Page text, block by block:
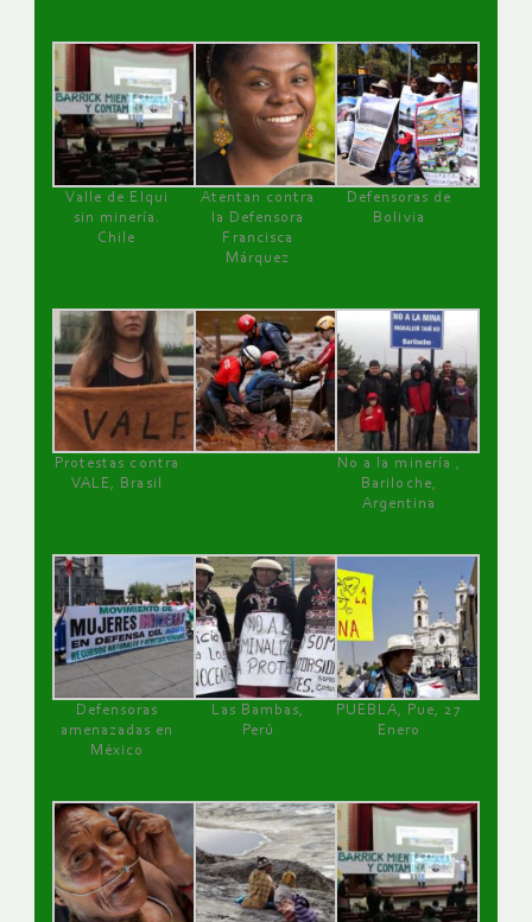
Valle de Elqui
sin minería.
Chile
Atentan contra
la Defensora
Francisca
Márquez
Defensoras de
Bolivia
Protestas contra
VALE, Brasil
No a la minería ,
Bariloche,
Argentina
Defensoras
amenazadas en
México
Las Bambas,
Perú
PUEBLA, Pue, 27
Enero